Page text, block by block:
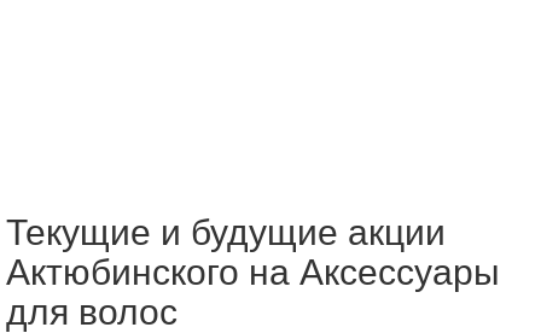
Текущие и будущие акции
Актюбинского на Аксессуары
для волос